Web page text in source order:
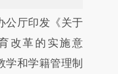
：本文由第三方
文章
厅印发《关于
改革的实施意
学和学籍管理制